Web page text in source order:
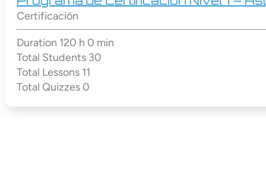
Certificación
Duration 120 h 0 min
Total Students 30
Total Lessons 11
Total Quizzes 0